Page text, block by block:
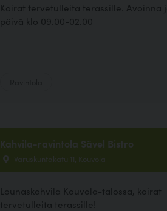
Koirat tervetulleita terassille. Avoinna
päivä klo 09.00-02.00
Kahvila-ravintola Sävel Bistro
Varuskuntakatu 11, Kouvola
Lounaskahvila Kouvola-talossa, koirat
tervetulleita terassille!